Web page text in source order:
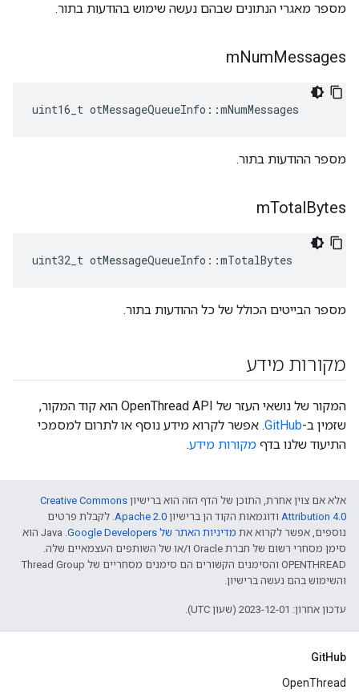
מספר מאגרי הנתונים שבהם נעשה שימוש בהודעות בתור.
mNumMessages
uint16_t otMessageQueueInfo ::mNumMessages
מספר ההודעות בתור.
mTotalBytes
uint32_t otMessageQueueInfo ::mTotalBytes
מספר הבייטים הכולל של כל ההודעות בתור.
מקורות מידע
המקור של נושאי העזר של OpenThread API הוא קוד המקור,
שזמין ב-GitHub. אפשר לקרוא מידע נוסף או לתרום למסמכי
התיעוד שלנו בדף מקורות מידע.
אלא אם צוין אחרת, התוכן של הדף הזה הוא ברישיון Creative Commons
Attribution 4.0‏ ודוגמאות הקוד הן ברישיון Apache 2.0‏. לקבלת פרטים
נוספים, אפשר לקרוא את מדיניות האתר של Google Developers‏
.‏ Java הוא
סימן מסחרי רשום של חברת Oracle ו/או של השותפים העצמאיים שלה.
‫OPENTHREAD והסימנים הקשורים הם סימנים מסחריים של Thread Group
והשימוש בהם נעשה ברישיון.
עדכון אחרון: 2023-12-01 (שעון UTC).
GitHub
OpenThread